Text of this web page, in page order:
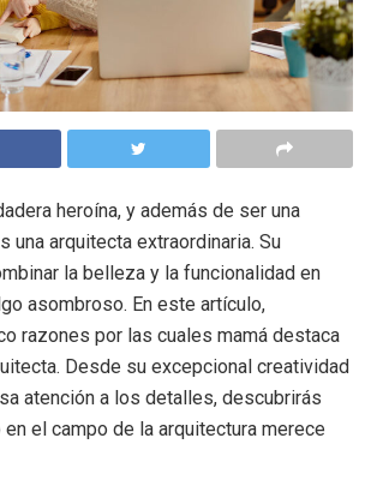
heroína, y además de ser una
una arquitecta extraordinaria. Su
la belleza y la funcionalidad en
asombroso. En este artículo,
razones por las cuales mamá destaca
Desde su excepcional creatividad
atención a los detalles, descubrirás
el campo de la arquitectura merece